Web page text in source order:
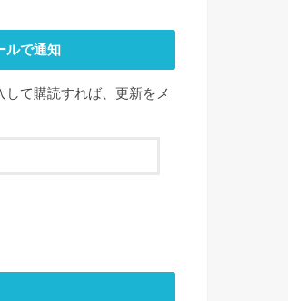
ルで通知
して購読すれば、更新をメ